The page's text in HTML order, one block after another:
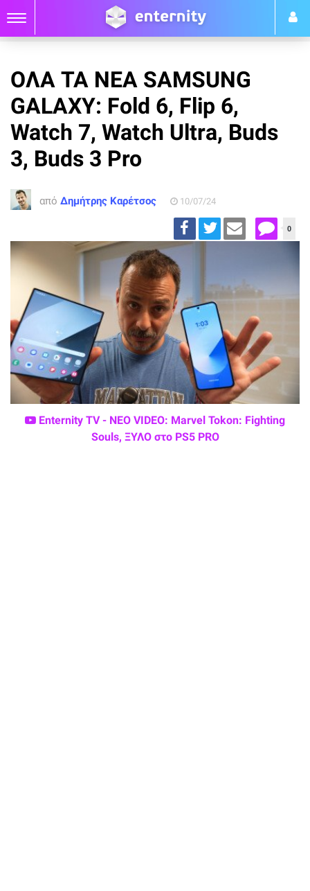
ΟΛΑ ΤΑ ΝΕΑ SAMSUNG
GALAXY: Fold 6, Flip 6,
Watch 7, Watch Ultra, Buds
3, Buds 3 Pro
από Δημήτρης Καρέτσος 10/07/24
0
Enternity TV - ΝΕΟ VIDEO: Marvel Tokon: Fighting
Souls, ΞΥΛΟ στο PS5 PRO